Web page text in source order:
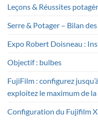
Leçons & Réussites
Serre & Potager – Bilan
Expo Robert Doisneau :
Objectif : bulbes
FujiFilm : configurez
exploitez le maximum de
Configuration du Fujifilm